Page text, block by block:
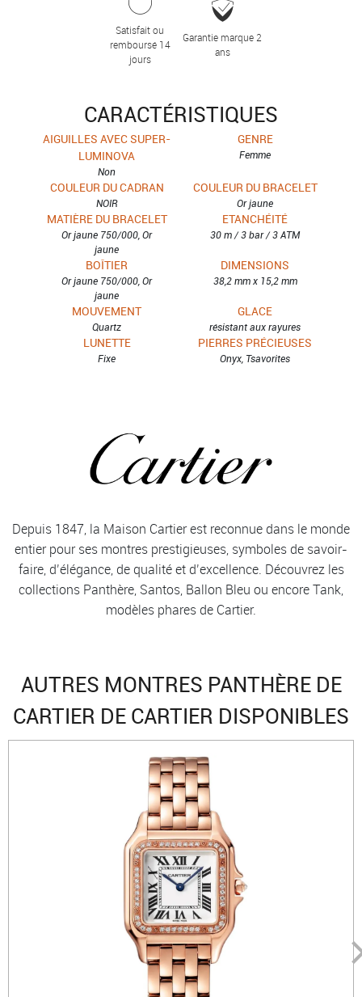
Satisfait ou
remboursé 14
jours
Garantie marque 2
ans
CARACTÉRISTIQUES
AIGUILLES AVEC SUPER-
LUMINOVA
Non
GENRE
Femme
COULEUR DU CADRAN
NOIR
COULEUR DU BRACELET
Or jaune
MATIÈRE DU BRACELET
Or jaune 750/000, Or
jaune
ETANCHÉITÉ
30 m / 3 bar / 3 ATM
BOÎTIER
Or jaune 750/000, Or
jaune
DIMENSIONS
38,2 mm x 15,2 mm
MOUVEMENT
Quartz
GLACE
résistant aux rayures
LUNETTE
Fixe
PIERRES PRÉCIEUSES
Onyx, Tsavorites
Depuis 1847, la Maison Cartier est reconnue dans le monde
entier pour ses montres prestigieuses, symboles de savoir-
faire, d’élégance, de qualité et d’excellence. Découvrez les
collections Panthère, Santos, Ballon Bleu ou encore Tank,
modèles phares de Cartier.
AUTRES MONTRES PANTHÈRE DE
CARTIER DE CARTIER DISPONIBLES